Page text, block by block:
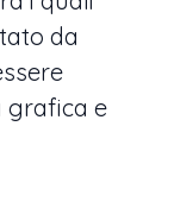
da
grafica e